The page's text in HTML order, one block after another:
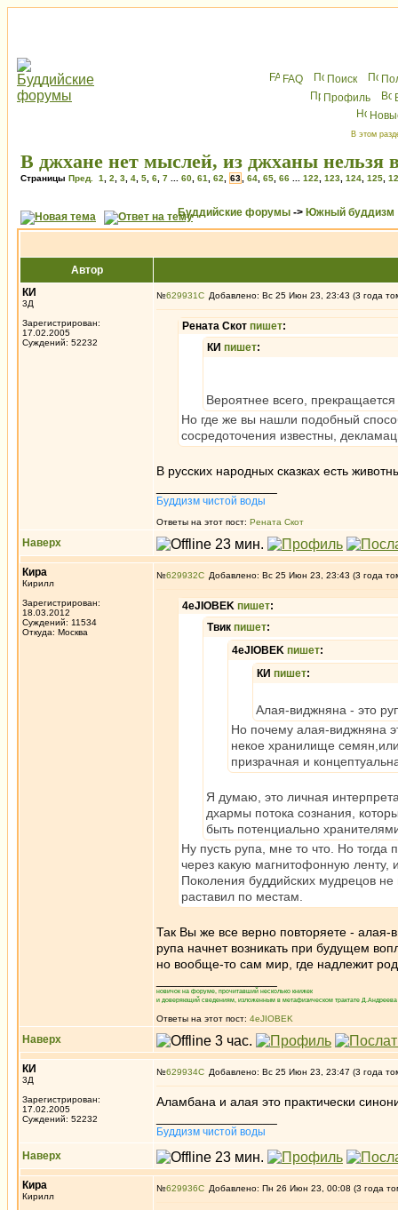
FAQ Поиск
Профиль
В этом
В джхане нет мыслей, из джханы нельзя
Страницы Пред. 1 2 3 4 5 6 7 60 61 62 63 64 65 66 122 123 124 125
Буддийские форумы -> Южный буддизм
Автор
КИ
3Д
Зарегистрирован:
17.02.2005
Суждений: 52232
№629931 Добавлено: Вс 25 Июн 23, 23:43 (3 года
Рената Скот пишет:
КИ пишет:
Вероятнее всего,
Но где же вы нашли подобный
сосредоточения известны,
В русских народных сказках есть
Буддизм чистой воды
Ответы на этот пост: Рената Скот
Наверх
Кира
Кирилл
Зарегистрирован:
18.03.2012
Суждений: 11534
Откуда: Москва
№629932 Добавлено: Вс 25 Июн 23, 23:43 (3 года
4eJIOBEK пишет:
Твик пишет:
4eJIOBEK пишет:
КИ пишет:
Алая-виджняна - это
Но почему алая-виджняна
некое хранилище
призрачная и
Я думаю, это личная
дхармы потока сознания,
быть потенциально
Ну пусть рупа, мне то что. Но тогда
через какую магнитофонную
Поколения буддийских мудрецов
раставил по местам.
Так Вы же все верно повторяете - алая-
рупа начнет возникать при будущем
но вообще-то сам мир, где надлежит
новичок на форуме, прочитавший несколько книжек
и доверяющий сведениям, изложенным в метафизическом трактате
Ответы на этот пост: 4eJIOBEK
Наверх
КИ
3Д
Зарегистрирован:
17.02.2005
Суждений: 52232
№629934 Добавлено: Вс 25 Июн 23, 23:47 (3 года
Аламбана и алая это практически
Буддизм чистой воды
Наверх
Кира
Кирилл
№629936 Добавлено: Пн 26 Июн 23, 00:08 (3 года